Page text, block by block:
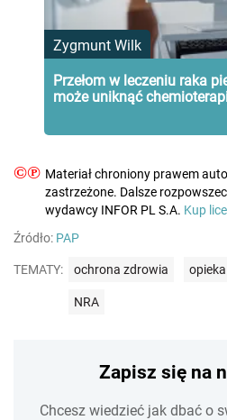
Zygmunt Wilk
Przełom w leczeniu raka
może uniknąć
©℗ Materiał chroniony prawem
zastrzeżone. Dalsze
wydawcy INFOR PL S.A. Kup
Źródło: PAP
TEMATY: ochrona zdrowia
NRA
Zapisz się na
Chcesz wiedzieć jak dbać o